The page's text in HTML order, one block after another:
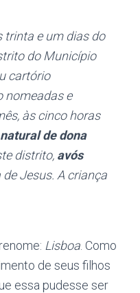
trinta e um dias do
do Município
cartório
nomeadas e
às cinco horas
de dona
distrito, avós
Jesus. A criança
Lisboa . Como
de seus filhos
essa pudesse ser